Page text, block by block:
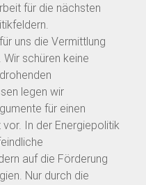
für die nächsten
uns die Vermittlung
schüren keine
legen wir
für einen
In der Energiepolitik
auf die Förderung
Nur durch die